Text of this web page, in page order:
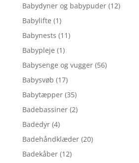
Babydyner og babypuder (12)
Babylifte (1)
Babynests (11)
Babypleje (1)
Babysenge og vugger (56)
Babysvøb (17)
Babytæpper (35)
Badebassiner (2)
Badedyr (4)
Badehåndklæder (20)
Badekåber (12)